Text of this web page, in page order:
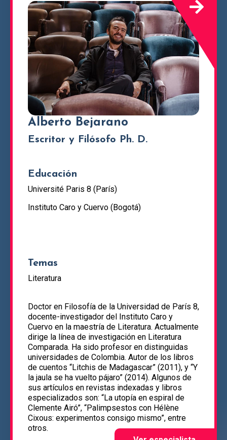
Alberto Bejarano
Escritor y Filósofo Ph. D.
Educación
Université Paris 8 (París)
Instituto Caro y Cuervo (Bogotá)
Temas
Literatura
Doctor en Filosofía de la Universidad de París 8,
docente-investigador del Instituto Caro y
Cuervo en la maestría de Literatura. Actualmente
dirige la línea de investigación en Literatura
Comparada. Ha sido profesor en distinguidas
universidades de Colombia. Autor de los libros
de cuentos “Litchis de Madagascar” (2011), y “Y
la jaula se ha vuelto pájaro” (2014). Algunos de
sus artículos en revistas indexadas y libros
especializados son: “La utopía en espiral de
Clemente Airó”, “Palimpsestos con Hélène
Cixous: experimentos consigo mismo”, entre
otros.